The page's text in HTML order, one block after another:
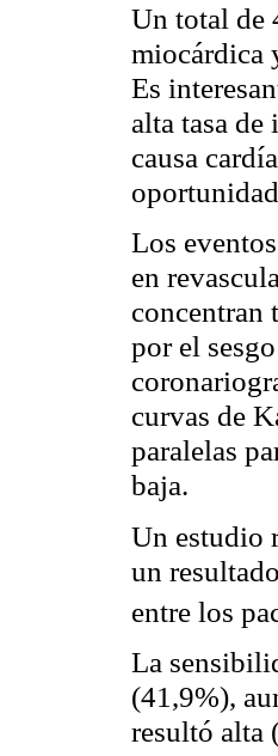
Un total de
miocárdica
Es
alta tasa
causa
Los
en
concentran
por el
curvas de
paralelas
baja.
Un estudio
un
entre los
La
(41,9%),
resultó alta